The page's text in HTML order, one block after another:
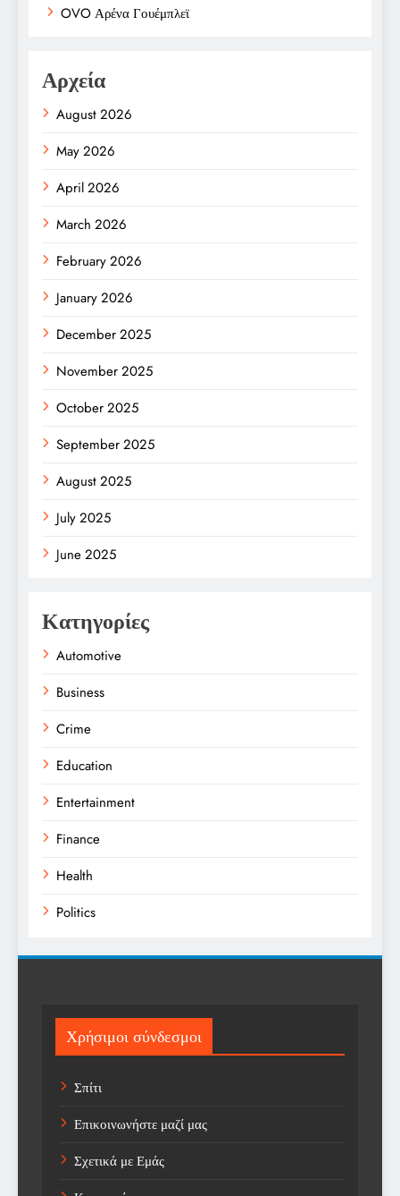
OVO Αρένα Γουέμπλεϊ
Αρχεία
August 2026
May 2026
April 2026
March 2026
February 2026
January 2026
December 2025
November 2025
October 2025
September 2025
August 2025
July 2025
June 2025
Κατηγορίες
Automotive
Business
Crime
Education
Entertainment
Finance
Health
Politics
Sport
Sports
Technology
Trending
Weather
Χρήσιμοι σύνδεσμοι
Σπίτι
Επικοινωνήστε μαζί μας
Σχετικά με Εμάς